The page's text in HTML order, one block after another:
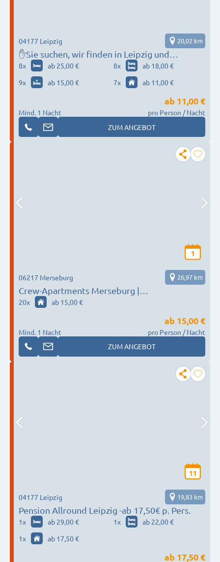
✋Sie suchen, wir finden in Leipzig und
Stadtteile❗
04177 Leipzig 20,02 km
8x ab 25,00 € 8x
ab 18,00 €
9x ab 15,00 € 7x ab 11,00 €
Mind. 1 Nacht
ab 11,00 €
pro Person / Nacht
ZUM ANGEBOT
1
Crew-Apartments Merseburg |
Monteurzimmer mit Einzelbetten & Küche
06217 Merseburg 26,97 km
20x ab 15,00 €
Mind. 1 Nacht
ab 15,00 €
pro Person / Nacht
ZUM ANGEBOT
11
Pension Allround Leipzig -ab 17,50€ p. Pers.
04177 Leipzig 19,83 km
1x ab 29,00 € 1x
ab 22,00 €
1x ab 17,50 €
ab 17,50 €